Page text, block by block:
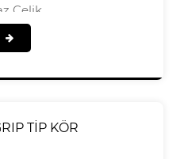
Çelik
TİP KÖR